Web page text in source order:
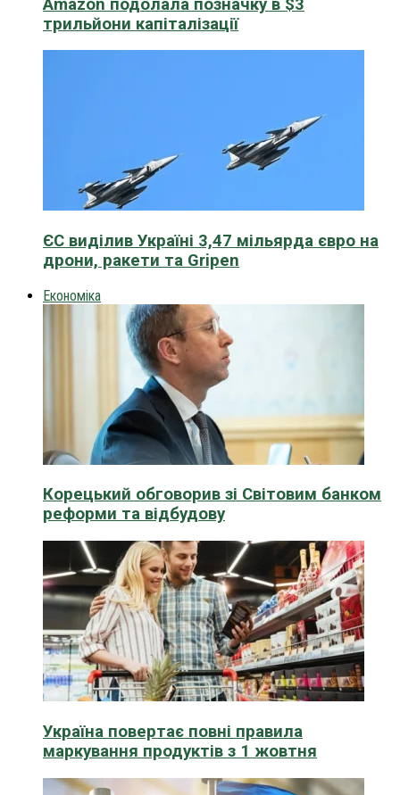
Amazon подолала позначку в $3
трильйони капіталізації
ЄС виділив Україні 3,47 мільярда євро на
дрони, ракети та Gripen
Економіка
Корецький обговорив зі Світовим банком
реформи та відбудову
Україна повертає повні правила
маркування продуктів з 1 жовтня